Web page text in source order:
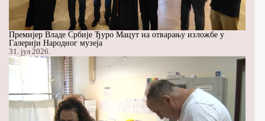
Премијер Владе Србије Ђуро Мацут на отварању изложбе у
Галерији Народног музеја
31. јул 2026.